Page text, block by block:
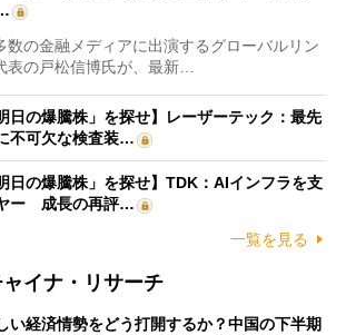
の金融メディアに出演するグローバルリン
表の戸松信博氏が、最新…
日の爆騰株」を探せ】レーザーテック：最先
不可欠な検査装…
日の爆騰株」を探せ】TDK：AIインフラを支
ー 成長の再評…
一覧を見る
イナ・リサーチ
い経済情勢をどう打開するか？中国の下半期